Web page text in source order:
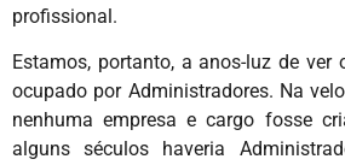
profissional.
Estamos, portanto, a anos-luz de ver
ocupado por Administradores. Na
nenhuma empresa e cargo fosse
alguns séculos haveria